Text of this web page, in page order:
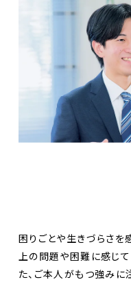
困りごとや生きづらさを
上の問題や困難に感じ
た、ご本人がもつ強みに